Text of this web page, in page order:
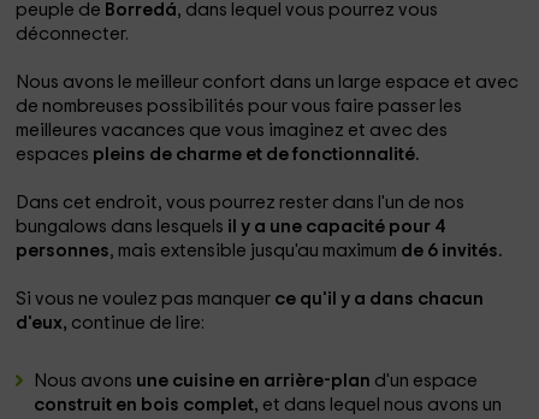
peuple de Borredá, dans lequel vous pourrez vous
déconnecter.
Nous avons le meilleur confort dans un large espace et avec
de nombreuses possibilités pour vous faire passer les
meilleures vacances que vous imaginez et avec des
espaces pleins de charme et de fonctionnalité.
Dans cet endroit, vous pourrez rester dans l'un de nos
bungalows dans lesquels il y a une capacité pour 4
personnes, mais extensible jusqu'au maximum de 6 invités.
Si vous ne voulez pas manquer ce qu'il y a dans chacun
d'eux, continue de lire:
Nous avons une cuisine en arrière-plan d'un espace
construit en bois complet, et dans lequel nous avons un